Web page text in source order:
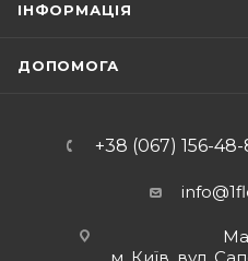
ІНФОРМАЦІЯ
ДОПОМОГА
+38 (067) 156-